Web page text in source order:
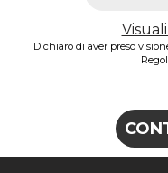
Dichiaro di aver preso